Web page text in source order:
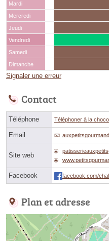
Mardi
Mercredi
Jeudi
Vendredi
Samedi
Dimanche
Signaler une erreur
Contact
Téléphone Téléphoner à la
Email
Site web
Facebook facebook.com/
Plan et adresse